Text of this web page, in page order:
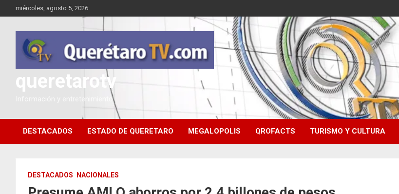
al
miércoles, agosto 5, 2026
queretarotv
Información y entretenimiento
DESTACADOS ESTADO DE QUERETARO MEGALOPOLIS QROFACTS TURISMO Y CULTURA
DESTACADOS NACIONALES